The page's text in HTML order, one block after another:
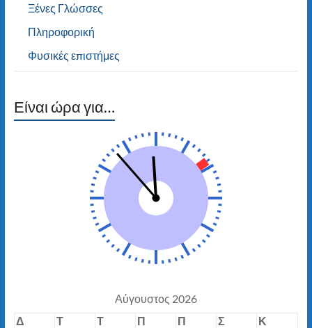
Ξένες Γλώσσες
Πληροφορική
Φυσικές επιστήμες
Είναι ώρα για…
Αύγουστος 2026
Δ
Τ Τ Π Π Σ
Κ